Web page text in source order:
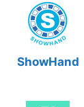
ShowHand